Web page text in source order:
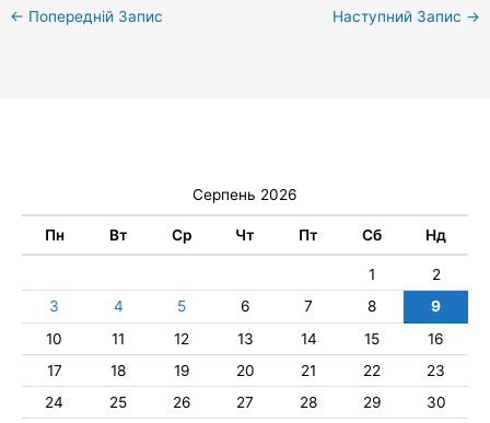
← Попередній Запис Наступний Запис →
Серпень 2026
Пн Вт Ср Чт Пт Сб Нд
1
2
3
4 5 6 7 8
9
10
11 12 13 14 15
16
17
18 19 20 21 22
23
24
25 26 27 28 29
30